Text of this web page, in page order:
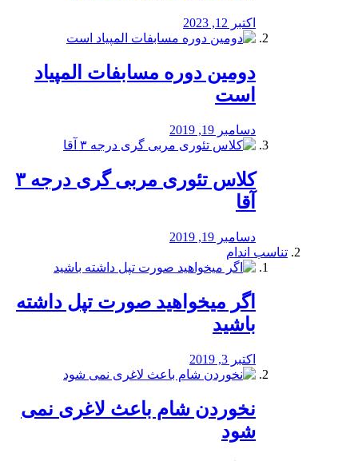
اکتبر 12, 2023
دومین دوره مسابفات المپیاد
است
دسامبر 19, 2019
کلاس تئوری مربی گری درجه ۳
آقا
دسامبر 19, 2019
تناسب اندام
اگر میخواهید صورت تپل داشته
باشید
اکتبر 3, 2019
نخوردن شام باعث لاغری نمی
‌شود